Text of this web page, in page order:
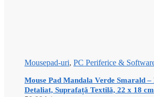
Mousepad-uri, PC Periferice &
Mouse Pad Mandala Verde Smarald
Detaliat, Suprafață Textilă, 22 x 18 cm